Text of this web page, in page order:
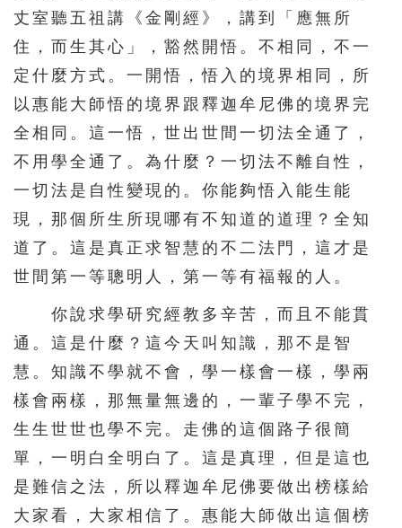
丈室聽五祖講《金剛經》，講到「應無所
住，而生其心」，豁然開悟。不相同，不一
定什麼方式。一開悟，悟入的境界相同，所
以惠能大師悟的境界跟釋迦牟尼佛的境界完
全相同。這一悟，世出世間一切法全通了，
不用學全通了。為什麼？一切法不離自性，
一切法是自性變現的。你能夠悟入能生能
現，那個所生所現哪有不知道的道理？全知
道了。這是真正求智慧的不二法門，這才是
世間第一等聰明人，第一等有福報的人。
你說求學研究經教多辛苦，而且不能貫
通。這是什麼？這今天叫知識，那不是智
慧。知識不學就不會，學一樣會一樣，學兩
樣會兩樣，那無量無邊的，一輩子學不完，
生生世世也學不完。走佛的這個路子很簡
單，一明白全明白了。這是真理，但是這也
是難信之法，所以釋迦牟尼佛要做出榜樣給
大家看，大家相信了。惠能大師做出這個榜